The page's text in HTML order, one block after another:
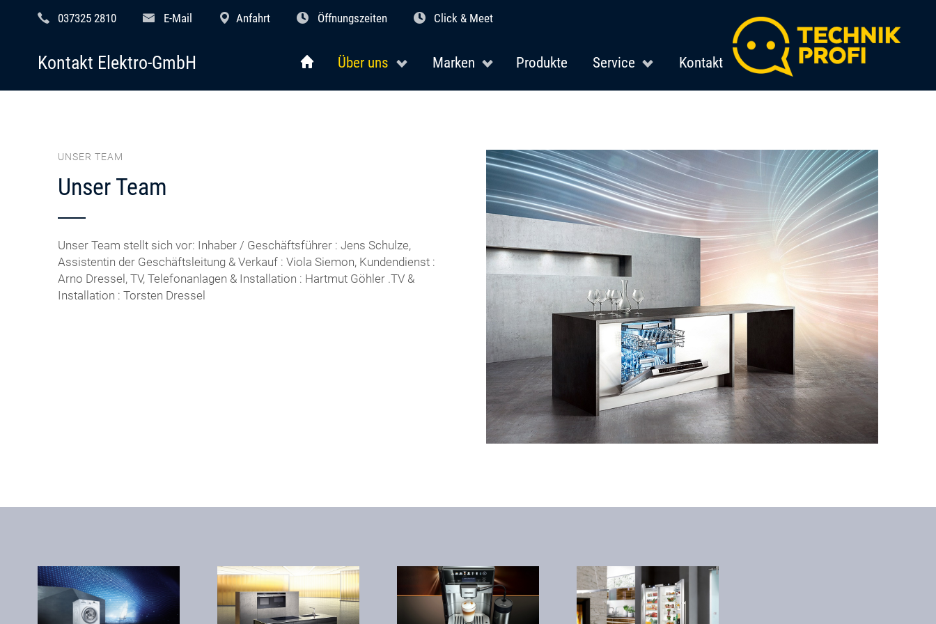
037325 2810 E-Mail Anfahrt Öffnungszeiten Click & Meet
Über uns Marken Produkte Service Kontakt
Kontakt Elektro-GmbH
UNSER TEAM
Unser Team
Unser Team stellt sich vor: Inhaber / Geschäftsführer : Jens Schulze,
Assistentin der Geschäftsleitung & Verkauf : Viola Siemon, Kundendienst :
Arno Dressel, TV, Telefonanlagen & Installation : Hartmut Göhler .TV &
Installation : Torsten Dressel